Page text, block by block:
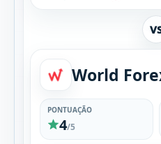
World
PONTUAÇÃO
4/5